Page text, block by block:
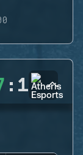
: 1